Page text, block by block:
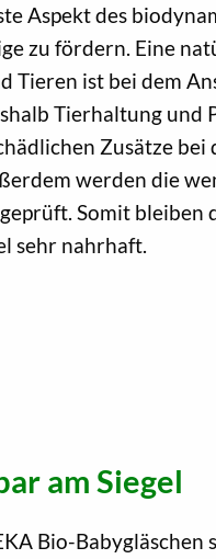
Aspekt des
zu fördern. Eine
Tieren ist bei dem
Tierhaltung und
Zusätze
werden die
Somit
sehr nahrhaft.
am Siegel
Bio-